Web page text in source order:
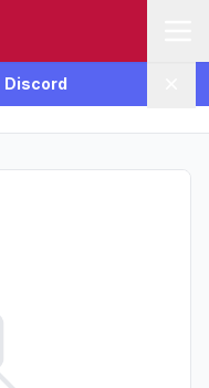
Discord